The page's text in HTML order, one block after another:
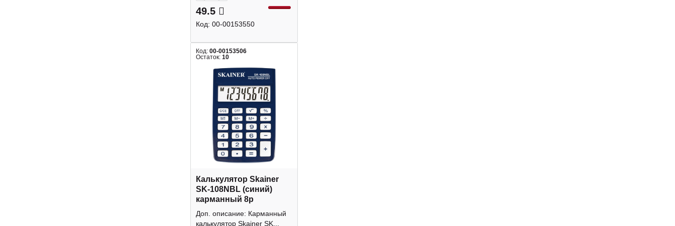
49.5
Код: 00-00153550
Код: 00-00153506
Остаток: 10
Калькулятор Skainer
SK-108NBL (синий)
карманный 8р
Доп. описание: Карманный
калькулятор Skainer SK...